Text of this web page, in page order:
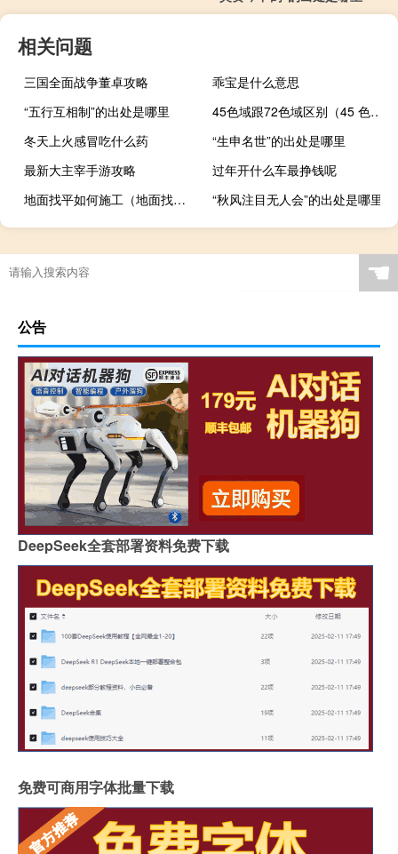
相关问题
三国全面战争董卓攻略
乖宝是什么意思
“五行互相制”的出处是哪里
45色域跟72色域区别（45 色域和72 色域）
冬天上火感冒吃什么药
“生申名世”的出处是哪里
最新大主宰手游攻略
过年开什么车最挣钱呢
地面找平如何施工（地面找平怎么做 地面找平施工工艺）
“秋风注目无人会”的出处是哪里
☚
公告
DeepSeek全套部署资料免费下载
免费可商用字体批量下载